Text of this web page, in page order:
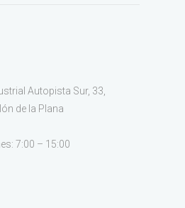
Autopista Sur, 33,
de la Plana
7:00 – 15:00